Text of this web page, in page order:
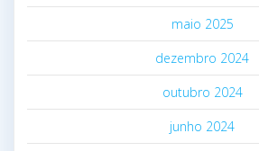
maio 2025
dezembro 2024
outubro 2024
junho 2024